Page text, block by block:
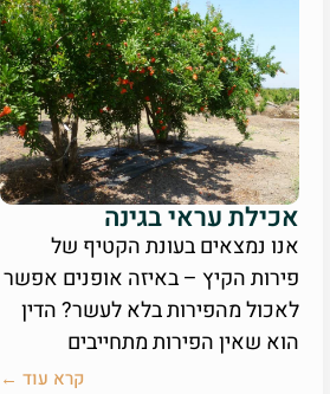
אכילת עראי בגינה
אנו נמצאים בעונת הקטיף של
פירות הקיץ – באיזה אופנים אפשר
לאכול מהפירות בלא לעשר? הדין
הוא שאין הפירות מתחייבים
קרא עוד ←